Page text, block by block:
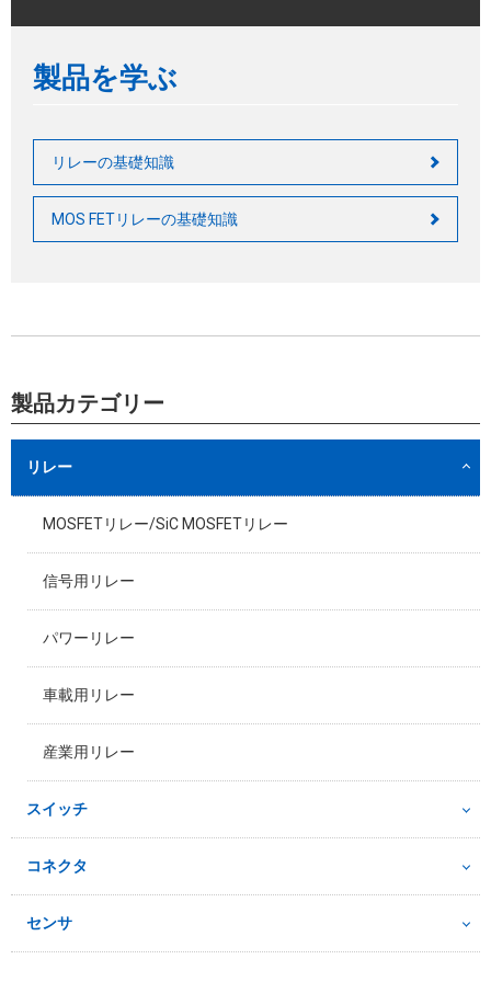
製品を学ぶ
リレーの基礎知識
MOS FETリレーの基礎知識
製品カテゴリー
リレー
MOSFETリレー/SiC MOSFETリレー
信号用リレー
パワーリレー
車載用リレー
産業用リレー
スイッチ
コネクタ
センサ